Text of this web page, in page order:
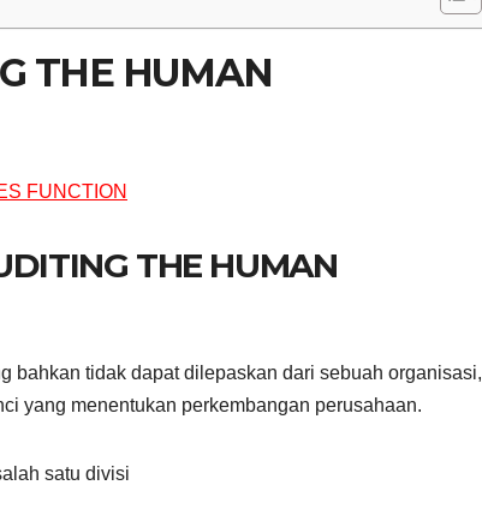
THE HUMAN
THE HUMAN
bahkan tidak dapat dilepaskan dari sebuah organisasi,
yang menentukan perkembangan perusahaan.
satu divisi